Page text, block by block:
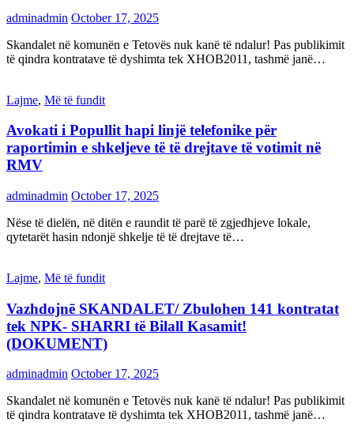
adminadmin October 17, 2025
Skandalet në komunën e Tetovës nuk kanë të ndalur! Pas publikimit
të qindra kontratave të dyshimta tek XHOB2011, tashmë janë…
Lajme, Më të fundit
Avokati i Popullit hapi linjë telefonike për
raportimin e shkeljeve të të drejtave të votimit në
RMV
adminadmin October 17, 2025
Nëse të dielën, në ditën e raundit të parë të zgjedhjeve lokale,
qytetarët hasin ndonjë shkelje të të drejtave të…
Lajme, Më të fundit
Vazhdojnē SKANDALET/ Zbulohen 141 kontratat
tek NPK- SHARRI të Bilall Kasamit!
(DOKUMENT)
adminadmin October 17, 2025
Skandalet në komunën e Tetovës nuk kanë të ndalur! Pas publikimit
të qindra kontratave të dyshimta tek XHOB2011, tashmë janë…